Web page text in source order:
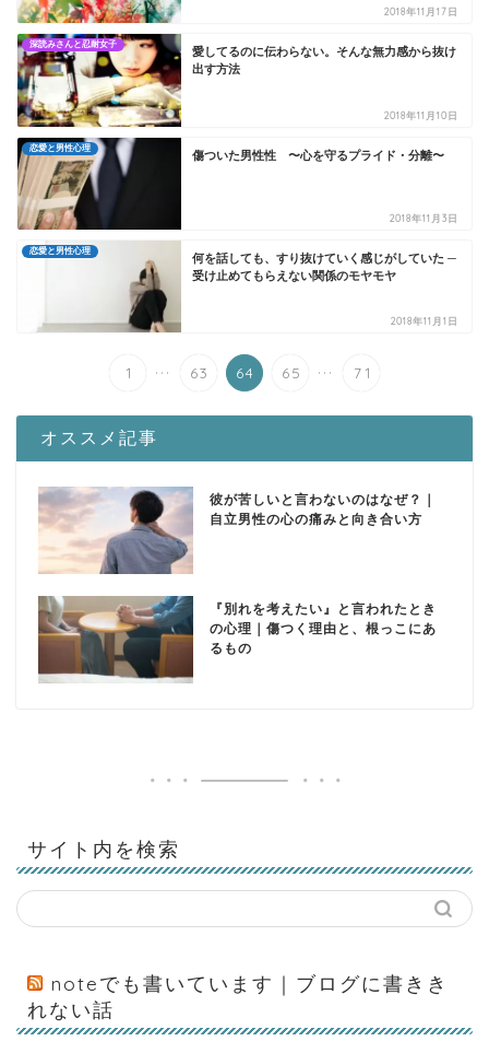
2018年11月17日
深読みさんと忍耐女子
愛してるのに伝わらない。そんな無力感から抜け
出す方法
2018年11月10日
恋愛と男性心理
傷ついた男性性 〜心を守るプライド・分離〜
2018年11月3日
恋愛と男性心理
何を話しても、すり抜けていく感じがしていた ─
受け止めてもらえない関係のモヤモヤ
2018年11月1日
1 ... 63 64 65 ... 71
オススメ記事
彼が苦しいと言わないのはなぜ？｜
自立男性の心の痛みと向き合い方
『別れを考えたい』と言われたとき
の心理｜傷つく理由と、根っこにあ
るもの
サイト内を検索
noteでも書いています｜ブログに書きき
れない話